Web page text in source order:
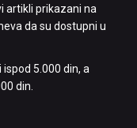
artikli prikazani na
da su dostupni u
5.000 din, a
din.